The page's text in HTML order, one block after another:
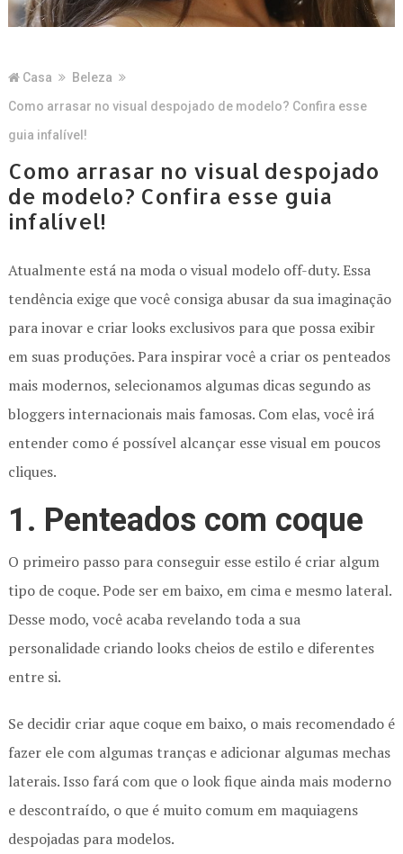
Casa
Beleza
Como arrasar no visual despojado de modelo? Confira esse
guia infalível!
Como arrasar no visual despojado
de modelo? Confira esse guia
infalível!
Atualmente está na moda o visual modelo off-duty. Essa
tendência exige que você consiga abusar da sua imaginação
para inovar e criar looks exclusivos para que possa exibir
em suas produções. Para inspirar você a criar os penteados
mais modernos, selecionamos algumas dicas segundo as
bloggers internacionais mais famosas. Com elas, você irá
entender como é possível alcançar esse visual em poucos
cliques.
1. Penteados com coque
O primeiro passo para conseguir esse estilo é criar algum
tipo de coque. Pode ser em baixo, em cima e mesmo lateral.
Desse modo, você acaba revelando toda a sua
personalidade criando looks cheios de estilo e diferentes
entre si.
Se decidir criar aque coque em baixo, o mais recomendado é
fazer ele com algumas tranças e adicionar algumas mechas
laterais. Isso fará com que o look fique ainda mais moderno
e descontraído, o que é muito comum em maquiagens
despojadas para modelos.